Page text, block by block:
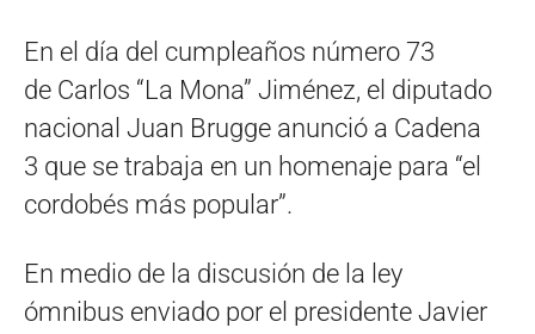
En el día del cumpleaños número 73
de Carlos “La Mona” Jiménez, el diputado
nacional Juan Brugge anunció a Cadena
3 que se trabaja en un homenaje para “el
cordobés más popular”.
En medio de la discusión de la ley
ómnibus enviado por el presidente Javier